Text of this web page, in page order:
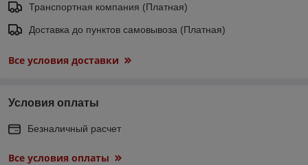
Транспортная компания (Платная)
Доставка до пунктов самовывоза (Платная)
Все условия доставки
Условия оплаты
Безналичный расчет
Все условия оплаты